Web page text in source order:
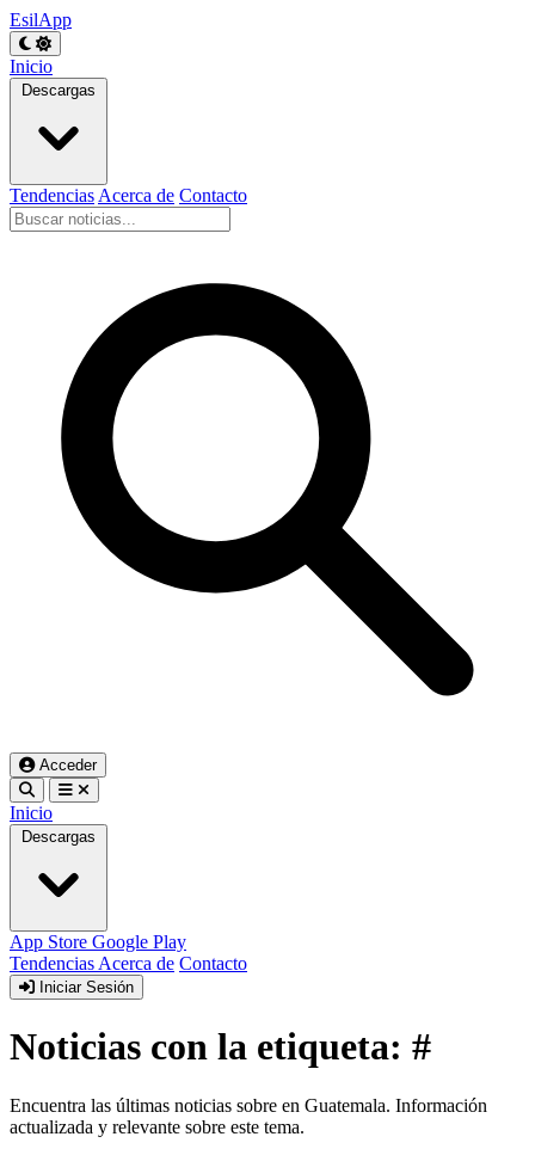
EsilApp
Inicio
Descargas
Tendencias Acerca de Contacto
Acceder
Inicio
Descargas
App Store Google Play
Tendencias Acerca de Contacto
Iniciar Sesión
Noticias con la etiqueta: #
Encuentra las últimas noticias sobre en Guatemala. Información
actualizada y relevante sobre este tema.